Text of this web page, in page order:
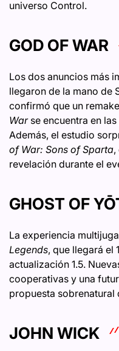
universo Control.
GOD OF WAR
Los dos anuncios más
llegaron de la mano de
confirmó que un
War se encuentra en
Además, el estudio
of War: Sons of Sparta,
revelación durante el
GHOST OF
La experiencia
Legends, que llegará el
actualización 1.5.
cooperativas y una
propuesta sobrenatural
JOHN WICK